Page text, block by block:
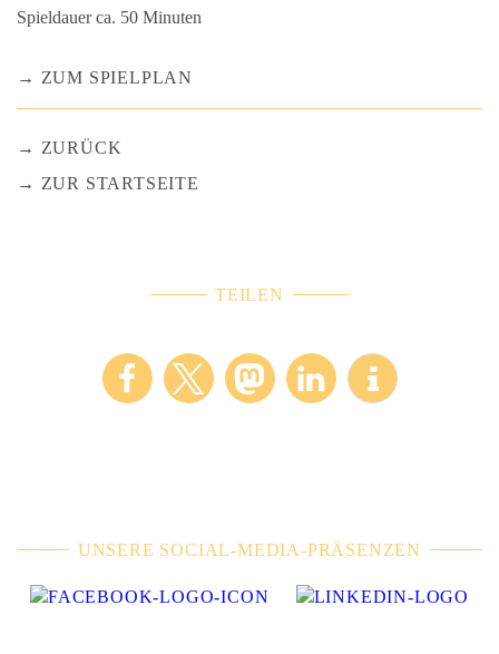
Spieldauer ca. 50 Minuten
ZUM SPIELPLAN
ZURÜCK
ZUR STARTSEITE
TEILEN
UNSERE SOCIAL-MEDIA-PRÄSENZEN